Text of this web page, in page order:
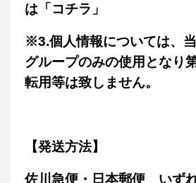
は「コチラ 」
※3.個人情報については、
グループのみの使用となり
転用等は致しません。
【発送方法】
佐川急便・日本郵便 いずれ